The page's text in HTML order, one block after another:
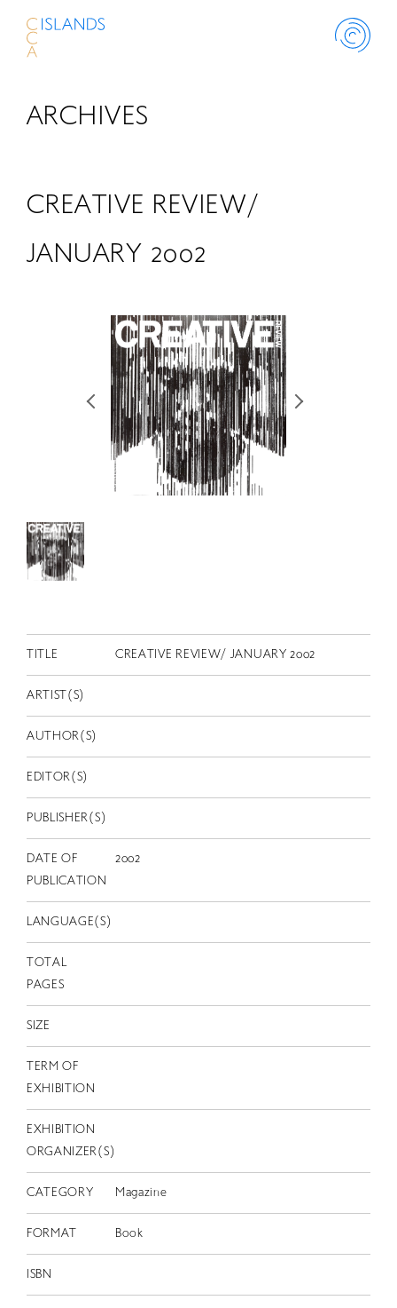
ABOUT
SCHOLARSHIP
RETRACE
コンサート
動画
CONTACT
EN
ARCHIVES
CREATIVE REVIEW/
JANUARY 2002
TITLE CREATIVE REVIEW/ JANUARY 2002
ARTIST(S)
AUTHOR(S)
EDITOR(S)
PUBLISHER(S)
DATE OF
PUBLICATION
2002
LANGUAGE(S)
TOTAL
PAGES
SIZE
TERM OF
EXHIBITION
EXHIBITION
ORGANIZER(S)
CATEGORY Magazine
FORMAT Book
ISBN